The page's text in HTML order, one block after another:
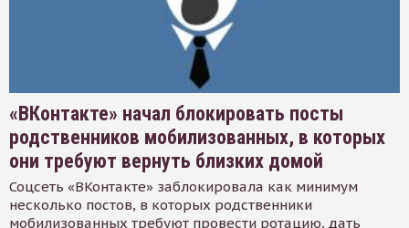
«ВКонтакте» начал блокировать посты
родственников мобилизованных, в которых
они требуют вернуть близких домой
Соцсеть «ВКонтакте» заблокировала как минимум
несколько постов, в которых родственники
мобилизованных требуют провести ротацию, дать